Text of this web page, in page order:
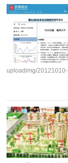
白坭打造岭南特色的
端，与南海区西樵镇
富。这里开发历史悠
三水最早有人类活
文化导向型的西江古
园、祠巷村、旧粮仓
三水南部城市副中心
用的智造小城。 【
加价的间隔开始变长
元，楼面价4000元/
18840万元，楼面价
共有12次报价，最新
评】 风之刀:中昂拿
牛哥:3缺一斗不了地
土豪才是豪 Chan:都
前，一旦“面包”不及“
相对广州、深圳这些
数。就拿广州来讲，
都远高于南海中海锦
示，认为“比较合理”
火热“，再加上主持
举牌仅29轮，最终由
村地块的争夺，看来
机。 合富辉煌的首席
万科，本次夺得荔湾
市公司，万科应该因
股东而言，稳定的收
造大型商业的条件，
乐御景名门、三水雍
北滘项目将成为雅居
宗地位于北滘火炬路
3.3且高于1，建筑密
宅用地出让年限为
布的佛山城市发展新
外，广州地铁7号线
工，将穿陈村而过。
价率高达26%，并成为
《每日经济新闻(微博)
拿地金额均已超过
总和；保利今年10月
也已超过170亿元。
引来了中海、万科、
信息显示，该地块位
方米，地块规划用途
地产以28.4亿元的高
出让的总价和楼面单
注意到，最近一段时
升温行情同步。 以佛
桂园、招商等品牌房
融高新B区地块的溢价
产数据，10月佛山一
亿元，这也是自限购
uploadimg/